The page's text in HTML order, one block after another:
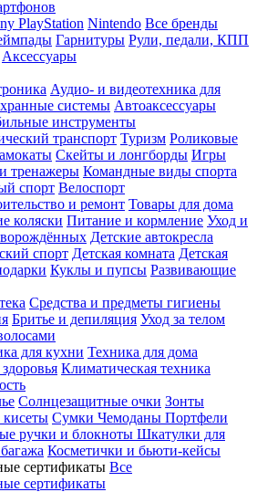
PlayStation Nintendo Все бренды
Гарнитуры Рули, педали, КПП
Аксессуары
Аудио- и видеотехника для
системы Автоаксессуары
инструменты
транспорт Туризм Роликовые
Скейты и лонгборды Игры
тренажеры Командные виды спорта
спорт Велоспорт
и ремонт Товары для дома
коляски Питание и кормление Уход и
Детские автокресла
спорт Детская комната Детская
Куклы и пупсы Развивающие
Средства и предметы гигиены
Бритье и депиляция Уход за телом
для кухни Техника для дома
Климатическая техника
Солнцезащитные очки Зонты
Сумки Чемоданы Портфели
ручки и блокноты Шкатулки для
Косметички и бьюти-кейсы
сертификаты Все
сертификаты